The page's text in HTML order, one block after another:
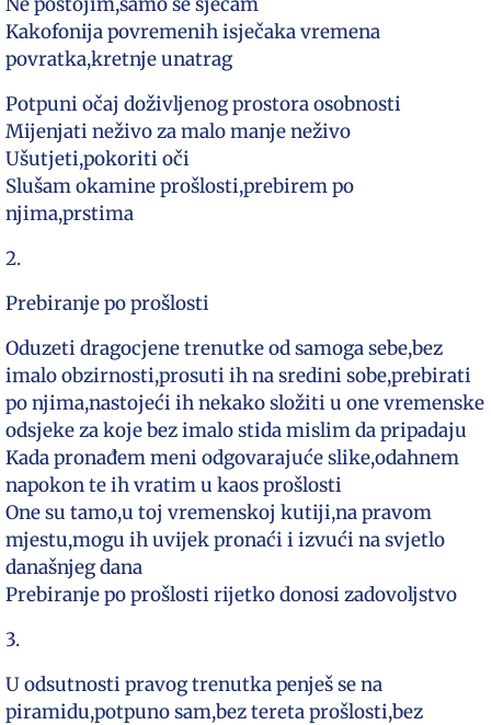
Kakofonija povremenih isječaka vremena
povratka,kretnje unatrag
Potpuni očaj doživljenog prostora osobnosti
Mijenjati neživo za malo manje neživo
Ušutjeti,pokoriti oči
Slušam okamine prošlosti,prebirem po
njima,prstima
2.
Prebiranje po prošlosti
Oduzeti dragocjene trenutke od samoga sebe,bez
imalo obzirnosti,prosuti ih na sredini sobe,prebirati
po njima,nastojeći ih nekako složiti u one vremenske
odsjeke za koje bez imalo stida mislim da pripadaju
Kada pronađem meni odgovarajuće slike,odahnem
napokon te ih vratim u kaos prošlosti
One su tamo,u toj vremenskoj kutiji,na pravom
mjestu,mogu ih uvijek pronaći i izvući na svjetlo
današnjeg dana
Prebiranje po prošlosti rijetko donosi zadovoljstvo
3.
U odsutnosti pravog trenutka penješ se na
piramidu,potpuno sam,bez tereta prošlosti,bez